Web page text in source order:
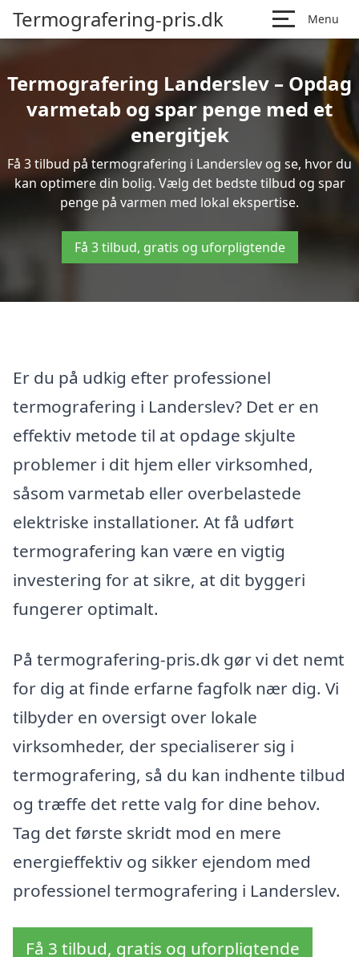
Termografering-pris.dk Menu
Termografering Landerslev – Opdag
varmetab og spar penge med et
energitjek
Få 3 tilbud på termografering i Landerslev og se, hvor du
kan optimere din bolig. Vælg det bedste tilbud og spar
penge på varmen med lokal ekspertise.
Få 3 tilbud, gratis og uforpligtende
Er du på udkig efter professionel
termografering i Landerslev? Det er en
effektiv metode til at opdage skjulte
problemer i dit hjem eller virksomhed,
såsom varmetab eller overbelastede
elektriske installationer. At få udført
termografering kan være en vigtig
investering for at sikre, at dit byggeri
fungerer optimalt.
På termografering-pris.dk gør vi det nemt
for dig at finde erfarne fagfolk nær dig. Vi
tilbyder en oversigt over lokale
virksomheder, der specialiserer sig i
termografering, så du kan indhente tilbud
og træffe det rette valg for dine behov.
Tag det første skridt mod en mere
energieffektiv og sikker ejendom med
professionel termografering i Landerslev.
Få 3 tilbud, gratis og uforpligtende